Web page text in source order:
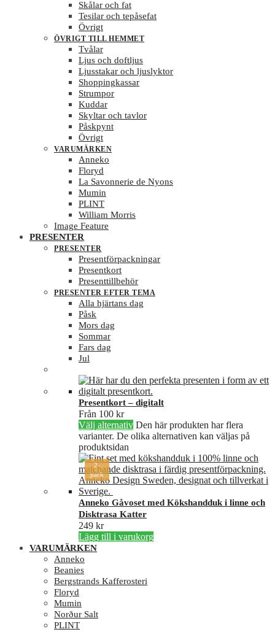
Skålar och fat
Tesilar och tepåsefat
Övrigt
ÖVRIGT TILL HEMMET
Tvålar
Ljus och doftljus
Ljusstakar och ljuslyktor
Shoppingkassar
Strumpor
Kuddar
Skyltar och tavlor
Påskpynt
Övrigt
VARUMÄRKEN
Anneko
Floryd
La Savonnerie de Nyons
Mumin
PLINT
William Morris
Image Feature
PRESENTER
PRESENTER
Presentförpackningar
Presentkort
Presenttillbehör
PRESENTER EFTER TEMA
Alla hjärtans dag
Påsk
Mors dag
Sommar
Fars dag
Jul
Presentkort – digitalt
Från 100 kr
Välj alternativ Den här produkten har flera
varianter. De olika alternativen kan väljas på
produktsidan
2-
pack
Anneko Gåvoset med Kökshandduk i linne och
Disktrasa Katter
249 kr
Lägg till i varukorg
VARUMÄRKEN
Anneko
Beanies
Bergstrands Kafferosteri
Floryd
Mumin
Norður Salt
PLINT